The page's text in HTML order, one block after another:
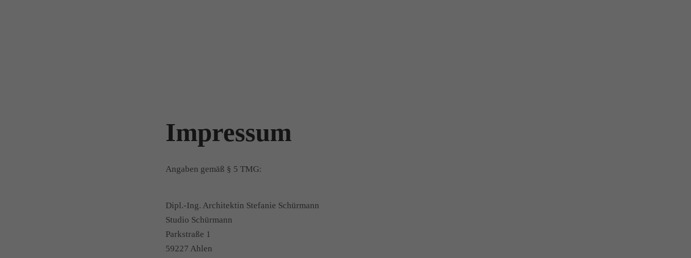
Impressum
Angaben gemäß § 5 TMG:
Dipl.-Ing. Architektin Stefanie Schürmann
Studio Schürmann
Parkstraße 1
59227 Ahlen